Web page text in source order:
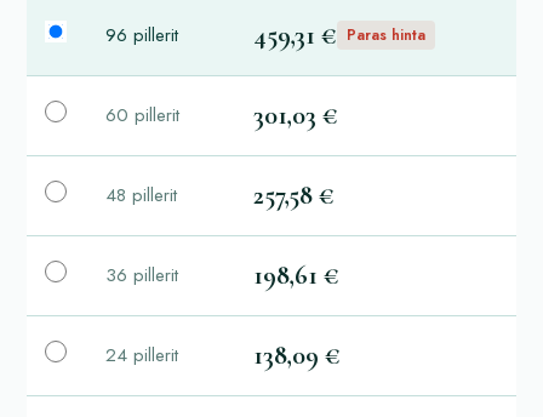
96 pillerit 459,31 € Paras hinta
60 pillerit 301,03 €
48 pillerit 257,58 €
36 pillerit 198,61 €
24 pillerit 138,09 €